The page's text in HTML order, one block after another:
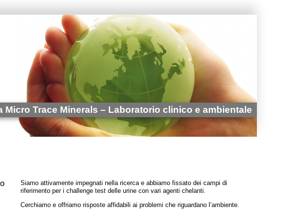
Micro Trace Minerals – Laboratorio clinico e ambientale
Siamo attivamente impegnati nella ricerca e abbiamo fissato dei campi di
riferimento per i challenge test delle urine con vari agenti chelanti.
Cerchiamo e offriamo risposte affidabili ai problemi che riguardano l’ambiente.